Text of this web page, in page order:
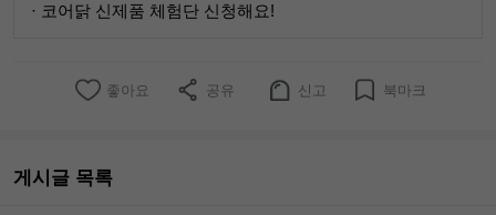
· 코어닭 신제품 체험단 신청해요!
좋아요 공유 신고 북마크
게시글 목록